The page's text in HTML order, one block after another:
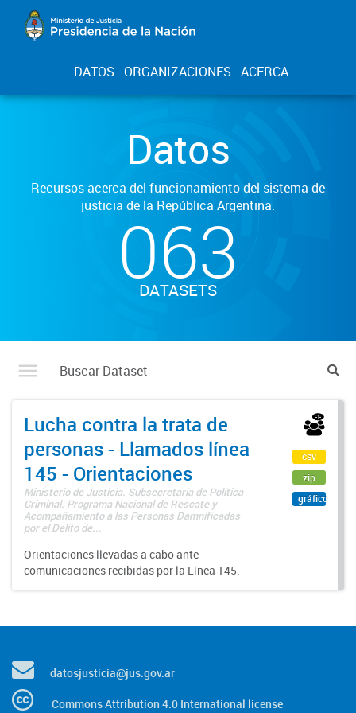
DATOS ORGANIZACIONES ACERCA
Datos
Recursos acerca del funcionamiento del sistema de
justicia de la República Argentina.
063
DATASETS
Lucha contra la trata de
personas - Llamados línea
145 - Orientaciones
Ministerio de Justicia. Subsecretaría de Política
Criminal. Programa Nacional de Rescate y
Acompañamiento a las Personas Damnificadas
por el Delito de...
Orientaciones llevadas a cabo ante
comunicaciones recibidas por la Línea 145.
csv
zip
gráfico
datosjusticia@jus.gov.ar
Commons Attribution 4.0 International license